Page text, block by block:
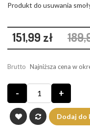
Produkt do usuwania
151,99 zł
Brutto Najniższa cena w
- +
Dodaj do